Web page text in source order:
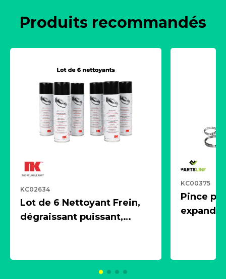
Produits recommandés
KC02634
Lot de 6 Nettoyant Frein,
dégraissant puissant,
KC00375
Pince